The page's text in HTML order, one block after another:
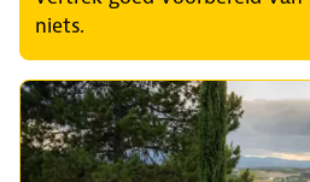
niets.